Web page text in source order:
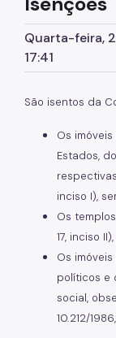
DES-IF
DOC/DIMP
DUC
Imunidades
Incentivos
IPTU
ISS
Quarta-feira,
17:41
São isentos da
Os
Estados,
inciso I),
Os
17, inciso
Os
políticos e
social,
10.212/